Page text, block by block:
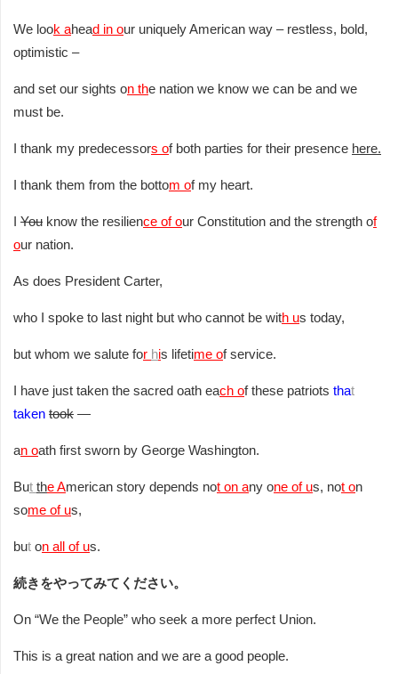
We look ahead in our uniquely American way – restless, bold,
optimistic –
and set our sights on the nation we know we can be and we
must be.
I thank my predecessors of both parties for their presence here.
I thank them from the bottom of my heart.
I You know the resilience of our Constitution and the strength of
our nation.
As does President Carter,
who I spoke to last night but who cannot be with us today,
but whom we salute for his lifetime of service.
I have just taken the sacred oath each of these patriots that
taken took —
an oath first sworn by George Washington.
But the American story depends not on any one of us, not on
some of us,
but on all of us.
続きをやってみてください。
On “We the People” who seek a more perfect Union.
This is a great nation and we are a good people.